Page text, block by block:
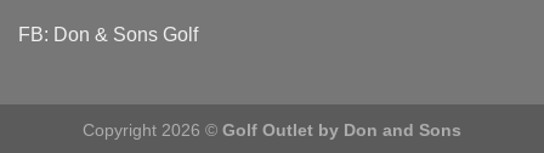
FB: Don & Sons Golf
Copyright 2026 © Golf Outlet by Don and Sons